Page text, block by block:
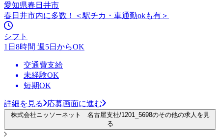
愛知県春日井市
春日井市内に多数！＜駅チカ・車通勤okも有＞
シフト
1日8時間 週5日からOK
交通費支給
未経験OK
短期OK
詳細を見る 応募画面に進む
株式会社ニッソーネット 名古屋支社/1201_5698のその他の求人を見
る